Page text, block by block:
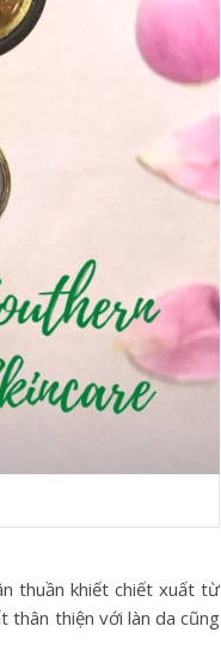
thuần khiết chiết xuất từ
thân thiện với làn da cũng